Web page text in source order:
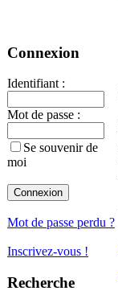
Connexion
Identifiant :
Mot de passe :
Se souvenir de
moi
Mot de passe perdu ?
Inscrivez-vous !
Recherche